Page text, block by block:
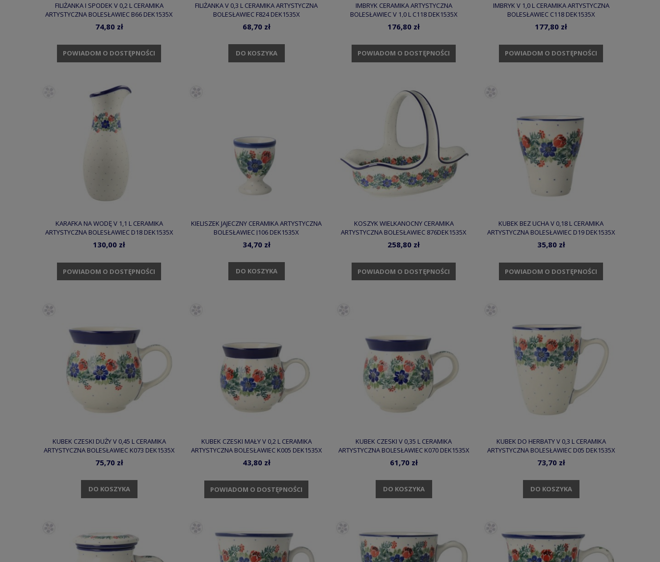
FILIŻANKA I SPODEK V 0,2 L CERAMIKA
ARTYSTYCZNA BOLESŁAWIEC B66 DEK1535X
74,80 zł
POWIADOM O DOSTĘPNOŚCI
FILIŻANKA V 0,3 L CERAMIKA ARTYSTYCZNA
BOLESŁAWIEC F824 DEK1535X
68,70 zł
DO KOSZYKA
IMBRYK CERAMIKA ARTYSTYCZNA
BOLESŁAWIEC V 1,0 L C118 DEK1535X
176,80 zł
POWIADOM O DOSTĘPNOŚCI
IMBRYK V 1,0 L CERAMIKA ARTYSTYCZNA
BOLESŁAWIEC C118 DEK1535X
177,80 zł
POWIADOM O DOSTĘPNOŚCI
KARAFKA NA WODĘ V 1,1 L CERAMIKA
ARTYSTYCZNA BOLESŁAWIEC D18 DEK1535X
130,00 zł
POWIADOM O DOSTĘPNOŚCI
KIELISZEK JAJECZNY CERAMIKA ARTYSTYCZNA
BOLESŁAWIEC J106 DEK1535X
34,70 zł
DO KOSZYKA
KOSZYK WIELKANOCNY CERAMIKA
ARTYSTYCZNA BOLESŁAWIEC 876DEK1535X
258,80 zł
POWIADOM O DOSTĘPNOŚCI
KUBEK BEZ UCHA V 0,18 L CERAMIKA
ARTYSTYCZNA BOLESŁAWIEC D19 DEK1535X
35,80 zł
POWIADOM O DOSTĘPNOŚCI
KUBEK CZESKI DUŻY V 0,45 L CERAMIKA
ARTYSTYCZNA BOLESŁAWIEC K073 DEK1535X
75,70 zł
DO KOSZYKA
KUBEK CZESKI MAŁY V 0,2 L CERAMIKA
ARTYSTYCZNA BOLESŁAWIEC K005 DEK1535X
43,80 zł
POWIADOM O DOSTĘPNOŚCI
KUBEK CZESKI V 0,35 L CERAMIKA
ARTYSTYCZNA BOLESŁAWIEC K070 DEK1535X
61,70 zł
DO KOSZYKA
KUBEK DO HERBATY V 0,3 L CERAMIKA
ARTYSTYCZNA BOLESŁAWIEC D05 DEK1535X
73,70 zł
DO KOSZYKA